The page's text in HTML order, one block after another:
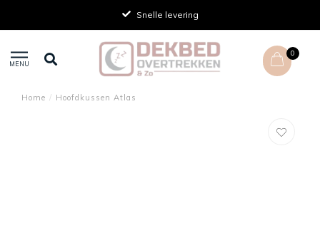
MENU
0
Home / Hoofdkussen Atlas